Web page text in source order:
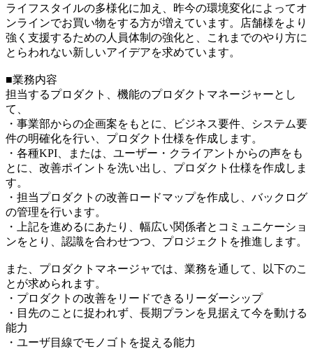
ライフスタイルの多様化に加え、昨今の環境変化によってオ
ンラインでお買い物をする方が増えています。店舗様をより
強く支援するための人員体制の強化と、これまでのやり方に
とらわれない新しいアイデアを求めています。
■業務内容
担当するプロダクト、機能のプロダクトマネージャーとし
て、
・事業部からの企画案をもとに、ビジネス要件、システム要
件の明確化を行い、プロダクト仕様を作成します。
・各種KPI、または、ユーザー・クライアントからの声をも
とに、改善ポイントを洗い出し、プロダクト仕様を作成しま
す。
・担当プロダクトの改善ロードマップを作成し、バックログ
の管理を行います。
・上記を進めるにあたり、幅広い関係者とコミュニケーショ
ンをとり、認識を合わせつつ、プロジェクトを推進します。
また、プロダクトマネージャでは、業務を通して、以下のこ
とが求められます。
・プロダクトの改善をリードできるリーダーシップ
・目先のことに捉われず、長期プランを見据えて今を動ける
能力
・ユーザ目線でモノゴトを捉える能力